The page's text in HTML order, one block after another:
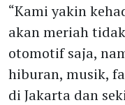
“Kami yakin
akan meriah
otomotif saja,
hiburan, musik,
di Jakarta dan